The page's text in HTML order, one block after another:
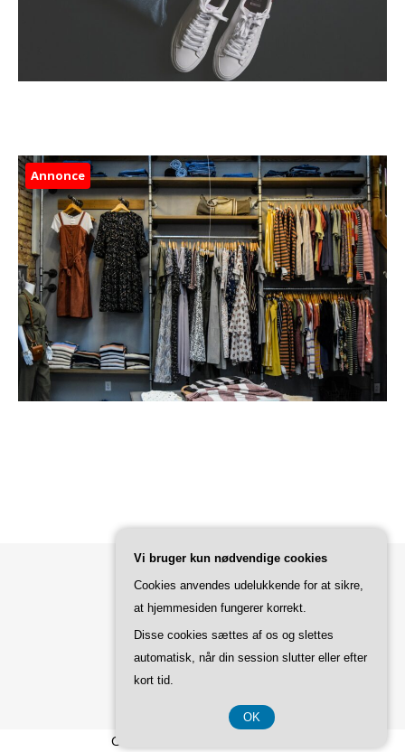
Annonce
Bard Tema afWP Royal .
TILBAGE TIL TOPPEN
CVR-Nummer DK37 40 77 39
Vi bruger kun nødvendige cookies
Cookies anvendes udelukkende for at sikre,
at hjemmesiden fungerer korrekt.
Disse cookies sættes af os og slettes
automatisk, når din session slutter eller efter
kort tid.
OK